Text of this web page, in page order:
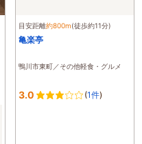
目安距離約800m(徒歩約11分)
亀楽亭
鴨川市東町／その他軽食・グルメ
3.0 (1件)